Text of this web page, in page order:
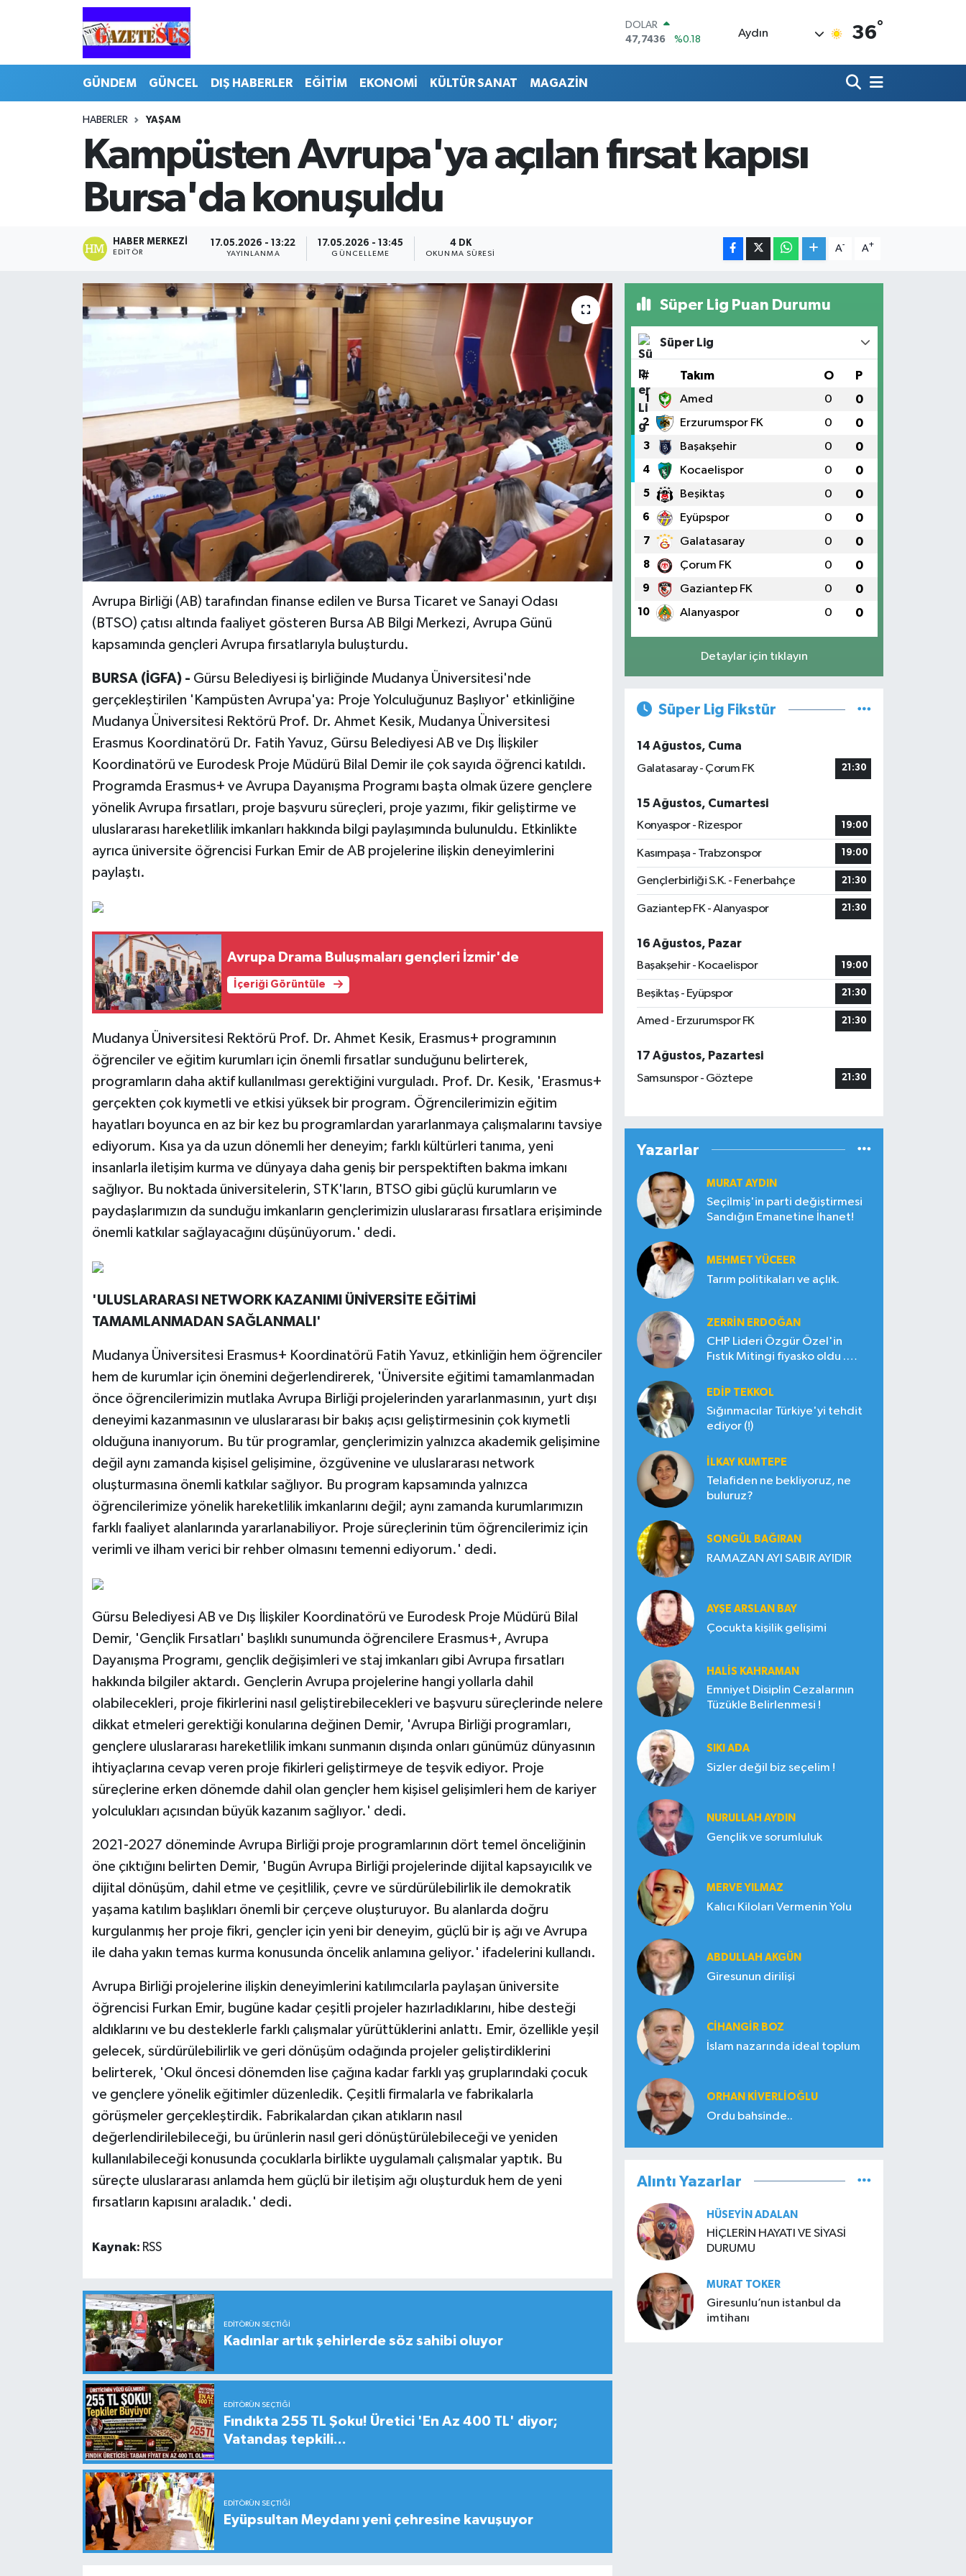
DOLAR
47,7436
%0.18
13.779
%-14
BITCOIN
Aydın 36°
GÜNDEM GÜNCEL DIŞ HABERLER EĞİTİM EKONOMİ KÜLTÜR SANAT MAGAZİN
HABERLER YAŞAM
Kampüsten Avrupa'ya açılan fırsat kapısı
Bursa'da konuşuldu
HABER MERKEZI
EDITÖR
17.05.2026 - 13:22
YAYINLANMA
17.05.2026 - 13:45
GÜNCELLEME
4 DK
OKUNMA SÜRESI
A- A+
Avrupa Birliği (AB) tarafından finanse edilen ve Bursa Ticaret ve Sanayi Odası
(BTSO) çatısı altında faaliyet gösteren Bursa AB Bilgi Merkezi, Avrupa Günü
kapsamında gençleri Avrupa fırsatlarıyla buluşturdu.
BURSA (İGFA) - Gürsu Belediyesi iş birliğinde Mudanya Üniversitesi'nde
gerçekleştirilen 'Kampüsten Avrupa'ya: Proje Yolculuğunuz Başlıyor' etkinliğine
Mudanya Üniversitesi Rektörü Prof. Dr. Ahmet Kesik, Mudanya Üniversitesi
Erasmus Koordinatörü Dr. Fatih Yavuz, Gürsu Belediyesi AB ve Dış İlişkiler
Koordinatörü ve Eurodesk Proje Müdürü Bilal Demir ile çok sayıda öğrenci katıldı.
Programda Erasmus+ ve Avrupa Dayanışma Programı başta olmak üzere gençlere
yönelik Avrupa fırsatları, proje başvuru süreçleri, proje yazımı, fikir geliştirme ve
uluslararası hareketlilik imkanları hakkında bilgi paylaşımında bulunuldu. Etkinlikte
ayrıca üniversite öğrencisi Furkan Emir de AB projelerine ilişkin deneyimlerini
paylaştı.
Avrupa Drama Buluşmaları gençleri İzmir'de
İçeriği Görüntüle
Mudanya Üniversitesi Rektörü Prof. Dr. Ahmet Kesik, Erasmus+ programının
öğrenciler ve eğitim kurumları için önemli fırsatlar sunduğunu belirterek,
programların daha aktif kullanılması gerektiğini vurguladı. Prof. Dr. Kesik, 'Erasmus+
gerçekten çok kıymetli ve etkisi yüksek bir program. Öğrencilerimizin eğitim
hayatları boyunca en az bir kez bu programlardan yararlanmaya çalışmalarını tavsiye
ediyorum. Kısa ya da uzun dönemli her deneyim; farklı kültürleri tanıma, yeni
insanlarla iletişim kurma ve dünyaya daha geniş bir perspektiften bakma imkanı
sağlıyor. Bu noktada üniversitelerin, STK'ların, BTSO gibi güçlü kurumların ve
paydaşlarımızın da sunduğu imkanların gençlerimizin uluslararası fırsatlara erişiminde
önemli katkılar sağlayacağını düşünüyorum.' dedi.
'ULUSLARARASI NETWORK KAZANIMI ÜNİVERSİTE EĞİTİMİ
TAMAMLANMADAN SAĞLANMALI'
Mudanya Üniversitesi Erasmus+ Koordinatörü Fatih Yavuz, etkinliğin hem öğrenciler
hem de kurumlar için önemini değerlendirerek, 'Üniversite eğitimi tamamlanmadan
önce öğrencilerimizin mutlaka Avrupa Birliği projelerinden yararlanmasının, yurt dışı
deneyimi kazanmasının ve uluslararası bir bakış açısı geliştirmesinin çok kıymetli
olduğuna inanıyorum. Bu tür programlar, gençlerimizin yalnızca akademik gelişimine
değil aynı zamanda kişisel gelişimine, özgüvenine ve uluslararası network
oluşturmasına önemli katkılar sağlıyor. Bu program kapsamında yalnızca
öğrencilerimize yönelik hareketlilik imkanlarını değil; aynı zamanda kurumlarımızın
farklı faaliyet alanlarında yararlanabiliyor. Proje süreçlerinin tüm öğrencilerimiz için
verimli ve ilham verici bir rehber olmasını temenni ediyorum.' dedi.
Gürsu Belediyesi AB ve Dış İlişkiler Koordinatörü ve Eurodesk Proje Müdürü Bilal
Demir, 'Gençlik Fırsatları' başlıklı sunumunda öğrencilere Erasmus+, Avrupa
Dayanışma Programı, gençlik değişimleri ve staj imkanları gibi Avrupa fırsatları
hakkında bilgiler aktardı. Gençlerin Avrupa projelerine hangi yollarla dahil
olabilecekleri, proje fikirlerini nasıl geliştirebilecekleri ve başvuru süreçlerinde nelere
dikkat etmeleri gerektiği konularına değinen Demir, 'Avrupa Birliği programları,
gençlere uluslararası hareketlilik imkanı sunmanın dışında onları günümüz dünyasının
ihtiyaçlarına cevap veren proje fikirleri geliştirmeye de teşvik ediyor. Proje
süreçlerine erken dönemde dahil olan gençler hem kişisel gelişimleri hem de kariyer
yolculukları açısından büyük kazanım sağlıyor.' dedi.
2021-2027 döneminde Avrupa Birliği proje programlarının dört temel önceliğinin
öne çıktığını belirten Demir, 'Bugün Avrupa Birliği projelerinde dijital kapsayıcılık ve
dijital dönüşüm, dahil etme ve çeşitlilik, çevre ve sürdürülebilirlik ile demokratik
yaşama katılım başlıkları önemli bir çerçeve oluşturuyor. Bu alanlarda doğru
kurgulanmış her proje fikri, gençler için yeni bir deneyim, güçlü bir iş ağı ve Avrupa
ile daha yakın temas kurma konusunda öncelik anlamına geliyor.' ifadelerini kullandı.
Avrupa Birliği projelerine ilişkin deneyimlerini katılımcılarla paylaşan üniversite
öğrencisi Furkan Emir, bugüne kadar çeşitli projeler hazırladıklarını, hibe desteği
aldıklarını ve bu desteklerle farklı çalışmalar yürüttüklerini anlattı. Emir, özellikle yeşil
gelecek, sürdürülebilirlik ve geri dönüşüm odağında projeler geliştirdiklerini
belirterek, 'Okul öncesi dönemden lise çağına kadar farklı yaş gruplarındaki çocuk
ve gençlere yönelik eğitimler düzenledik. Çeşitli firmalarla ve fabrikalarla
görüşmeler gerçekleştirdik. Fabrikalardan çıkan atıkların nasıl
değerlendirilebileceği, bu ürünlerin nasıl geri dönüştürülebileceği ve yeniden
kullanılabileceği konusunda çocuklarla birlikte uygulamalı çalışmalar yaptık. Bu
süreçte uluslararası anlamda hem güçlü bir iletişim ağı oluşturduk hem de yeni
fırsatların kapısını araladık.' dedi.
Kaynak: RSS
EDITÖRÜN SEÇTIĞI
Kadınlar artık şehirlerde söz sahibi oluyor
EDITÖRÜN SEÇTIĞI
Fındıkta 255 TL Şoku! Üretici 'En Az 400 TL' diyor;
Vatandaş tepkili...
EDITÖRÜN SEÇTIĞI
Eyüpsultan Meydanı yeni çehresine kavuşuyor
Süper Lig Puan Durumu
Süper Lig
# Takım O P
1 Amed 0 0
2 Erzurumspor FK 0 0
3 Başakşehir 0 0
4 Kocaelispor 0 0
5 Beşiktaş 0 0
6 Eyüpspor 0 0
7 Galatasaray 0 0
8 Çorum FK 0 0
9 Gaziantep FK 0 0
10 Alanyaspor 0 0
Detaylar için tıklayın
Süper Lig Fikstür
14 Ağustos, Cuma
Galatasaray - Çorum FK
21:30
15 Ağustos, Cumartesi
Konyaspor - Rizespor
19:00
Kasımpaşa - Trabzonspor 19:00
Gençlerbirliği S.K. - Fenerbahçe 21:30
Gaziantep FK - Alanyaspor 21:30
16 Ağustos, Pazar
Başakşehir - Kocaelispor
19:00
Beşiktaş - Eyüpspor 21:30
Amed - Erzurumspor FK 21:30
17 Ağustos, Pazartesi
Samsunspor - Göztepe
21:30
Yazarlar
MURAT AYDIN
Seçilmiş'in parti değiştirmesi
Sandığın Emanetine İhanet!
MEHMET YÜCEER
Tarım politikaları ve açlık.
ZERRIN ERDOĞAN
CHP Lideri Özgür Özel'in
Fıstık Mitingi fiyasko oldu .
EDIP TEKKOL
Sığınmacılar Türkiye'yi tehdit
ediyor (!)
İLKAY KUMTEPE
Telafiden ne bekliyoruz, ne
buluruz?
SONGÜL BAĞIRAN
RAMAZAN AYI SABIR AYIDIR
AYŞE ARSLAN BAY
Çocukta kişilik gelişimi
HALIS KAHRAMAN
Emniyet Disiplin Cezalarının
Tüzükle Belirlenmesi !
SIKI ADA
Sizler değil biz seçelim !
NURULLAH AYDIN
Gençlik ve sorumluluk
MERVE YILMAZ
Kalıcı Kiloları Vermenin Yolu
ABDULLAH AKGÜN
Giresunun dirilişi
CIHANGIR BOZ
İslam nazarında ideal toplum
ORHAN KIVERLIOĞLU
Ordu bahsinde..
Alıntı Yazarlar
HÜSEYIN ADALAN
HİÇLERİN HAYATI VE SİYASİ
DURUMU
MURAT TOKER
Giresunlu’nun istanbul da
imtihanı